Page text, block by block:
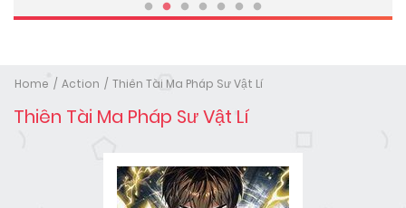
Home Action Thiên Tài Ma Pháp Sư Vật Lí
Thiên Tài Ma Pháp Sư Vật Lí